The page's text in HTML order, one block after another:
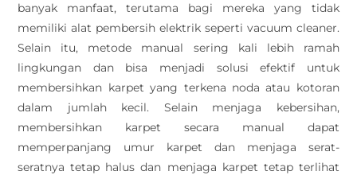
banyak manfaat, terutama bagi mereka yang tidak
memiliki alat pembersih elektrik seperti vacuum cleaner.
Selain itu, metode manual sering kali lebih ramah
lingkungan dan bisa menjadi solusi efektif untuk
membersihkan karpet yang terkena noda atau kotoran
dalam jumlah kecil. Selain menjaga kebersihan,
membersihkan karpet secara manual dapat
memperpanjang umur karpet dan menjaga serat-
seratnya tetap halus dan menjaga karpet tetap terlihat